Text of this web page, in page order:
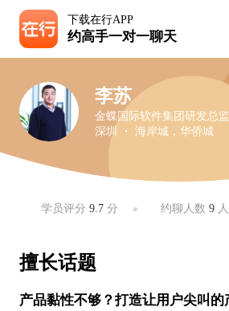
下载在行APP
约高手一对一聊天
李苏
金蝶国际软件集团研发总监
深圳 ・ 海岸城，华侨城
学员评分 9.7分 约聊人数 9人
擅长话题
产品黏性不够？打造让用户尖叫的